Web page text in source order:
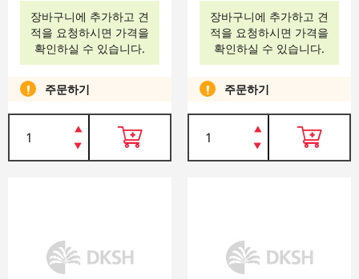
장바구니에 추가하고 견
적을 요청하시면 가격을
확인하실 수 있습니다.
주문하기
장바구니에 추가하고 견
적을 요청하시면 가격을
확인하실 수 있습니다.
주문하기